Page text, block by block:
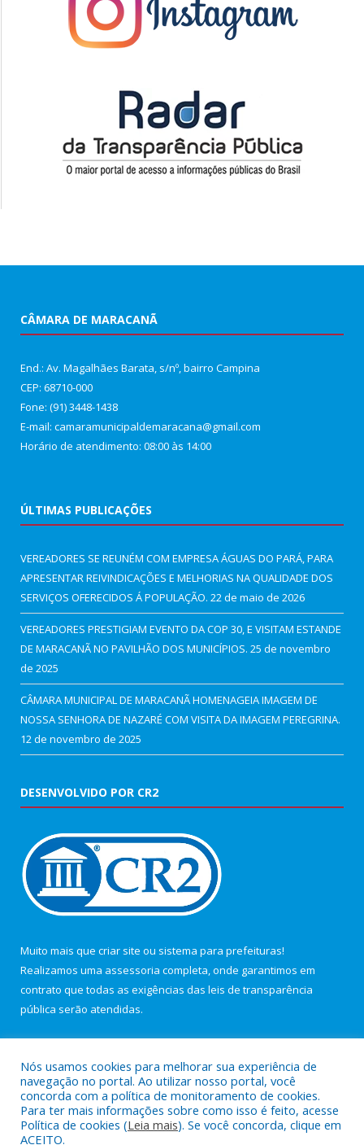
CÂMARA DE MARACANÃ
End.: Av. Magalhães Barata, s/nº, bairro Campina
CEP: 68710-000
Fone: (91) 3448-1438
E-mail: camaramunicipaldemaracana@gmail.com
Horário de atendimento: 08:00 às 14:00
ÚLTIMAS PUBLICAÇÕES
VEREADORES SE REUNÉM COM EMPRESA ÁGUAS DO PARÁ, PARA
APRESENTAR REIVINDICAÇÕES E MELHORIAS NA QUALIDADE DOS
SERVIÇOS OFERECIDOS Á POPULAÇÃO. 22 de maio de 2026
VEREADORES PRESTIGIAM EVENTO DA COP 30, E VISITAM ESTANDE
DE MARACANÃ NO PAVILHÃO DOS MUNICÍPIOS. 25 de novembro
de 2025
CÂMARA MUNICIPAL DE MARACANÃ HOMENAGEIA IMAGEM DE
NOSSA SENHORA DE NAZARÉ COM VISITA DA IMAGEM PEREGRINA.
12 de novembro de 2025
DESENVOLVIDO POR CR2
Muito mais que criar site ou sistema para prefeituras!
Realizamos uma assessoria completa, onde garantimos em
contrato que todas as exigências das leis de transparência
pública serão atendidas.
Todos os direitos reservados a Câmara Municipal de Maracanã.
Nós usamos cookies para melhorar sua experiência de
navegação no portal. Ao utilizar nosso portal, você
concorda com a política de monitoramento de cookies.
Para ter mais informações sobre como isso é feito, acesse
Política de cookies (Leia mais). Se você concorda, clique em
ACEITO.